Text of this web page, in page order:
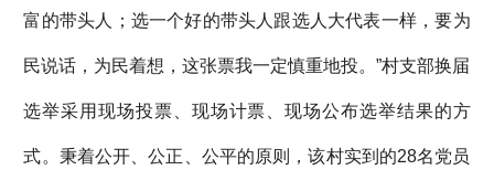
富的带头人；选一个好的带头人跟选人大代表一样，要为
民说话，为民着想，这张票我一定慎重地投。”村支部换届
选举采用现场投票、现场计票、现场公布选举结果的方
式。秉着公开、公正、公平的原则，该村实到的28名党员